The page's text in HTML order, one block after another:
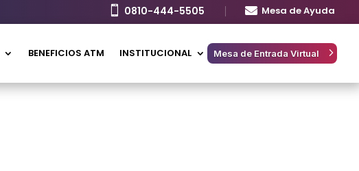
 0810-444-5505  Mesa de Ayuda
BENEFICIOS ATM INSTITUCIONAL Mesa de Entrada Virtual